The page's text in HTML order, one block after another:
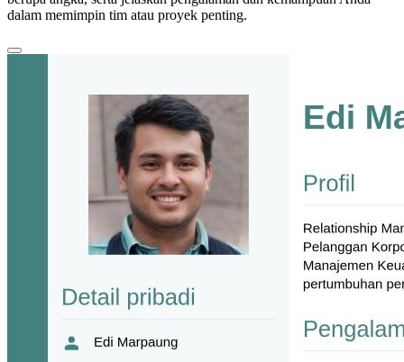
dalam memimpin tim atau proyek penting.